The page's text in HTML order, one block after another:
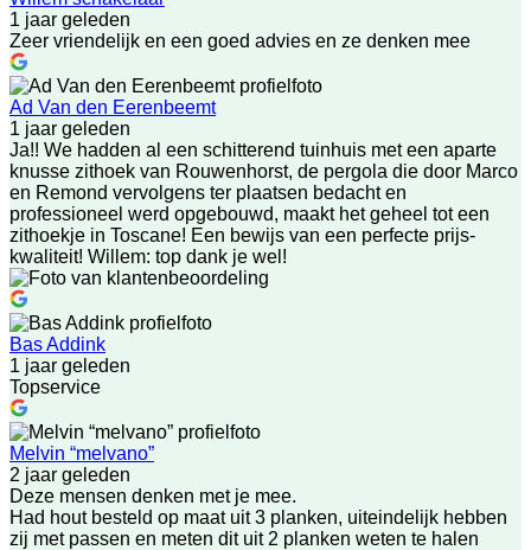
1 jaar geleden
Zeer vriendelijk en een goed advies en ze denken mee
Ad Van den Eerenbeemt
1 jaar geleden
Ja!! We hadden al een schitterend tuinhuis met een aparte
knusse zithoek van Rouwenhorst, de pergola die door Marco
en Remond vervolgens ter plaatsen bedacht en
professioneel werd opgebouwd, maakt het geheel tot een
zithoekje in Toscane! Een bewijs van een perfecte prijs-
kwaliteit! Willem: top dank je wel!
Bas Addink
1 jaar geleden
Topservice
Melvin “melvano”
2 jaar geleden
Deze mensen denken met je mee.
Had hout besteld op maat uit 3 planken, uiteindelijk hebben
zij met passen en meten dit uit 2 planken weten te halen